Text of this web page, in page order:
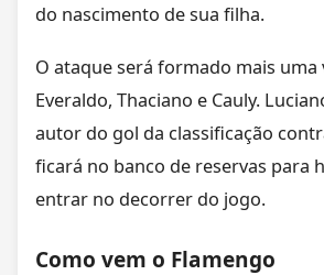
do nascimento de sua filha.
O ataque será formado mais uma
Everaldo, Thaciano e Cauly.
autor do gol da classificação
ficará no banco de reservas para
entrar no decorrer do jogo.
Como vem o Flamengo